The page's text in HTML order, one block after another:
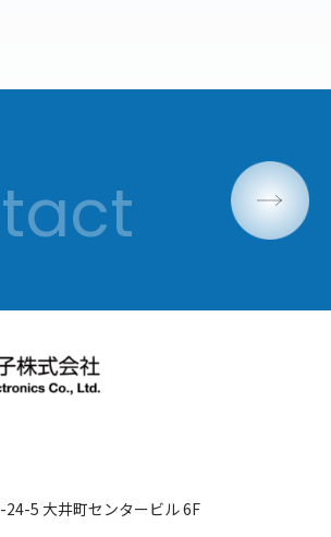
5 大井町センタービル 6F